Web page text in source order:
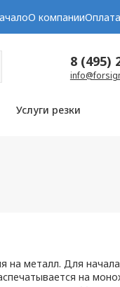
О компанииОплата
8 (495)
Услуги резки
на металл. Для
на